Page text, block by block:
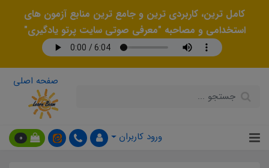
کامل ترین، کاربردی ترین و جامع ترین منابع آزمون های
استخدامی و مصاحبه "معرفی صوتی سایت پرتو یادگیری"
صفحه اصلی
ورود کاربران 0